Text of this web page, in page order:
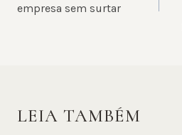
empresa sem surtar
LEIA TAMBÉM